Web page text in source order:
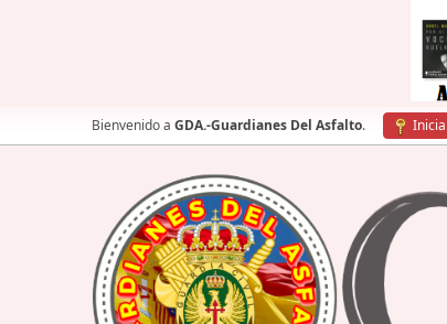
Bienvenido a GDA.-Guardianes Del Asfalto.